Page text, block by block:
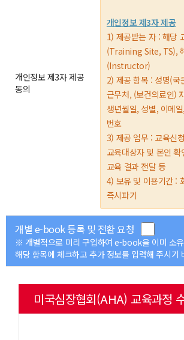
개인정보 제3자 제공
동의
개인정보 제3자 제공
1) 제공받는 자 : 해당
(Training Site, TS),
(Instructor)
2) 제공 항목 : 성명(국
근무처, (보건의료인)
생년월일, 성별, 이메
번호
3) 제공 업무 : 교육신
교육대상자 및 본인
교육 결과 전달 등
4) 보유 및 이용기간 :
즉시파기
개별 e-book 등록 및 전환 요청
※ 개별적으로 미리 구입하여 e-book을 이미 소
해당 항목에 체크하고 추가 정보를 입력해 주시기
미국심장협회(AHA) 교육과정